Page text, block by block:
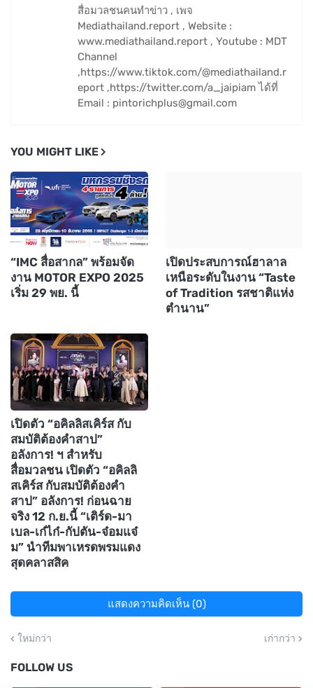
สื่อมวลชนคนทำข่าว , เพจ
Mediathailand.report , Website :
www.mediathailand.report , Youtube : MDT
Channel
,https://www.tiktok.com/@mediathailand.r
eport ,https://twitter.com/a_jaipiam ได้ที่
Email : pintorichplus@gmail.com
YOU MIGHT LIKE
“IMC สื่อสากล” พร้อมจัด
งาน MOTOR EXPO 2025
เริ่ม 29 พย. นี้
เปิดประสบการณ์ฮาลาล
เหนือระดับในงาน “Taste
of Tradition รสชาติแห่ง
ตำนาน”
เปิดตัว “อคิลลิสเคิร์ส กับ
สมบัติต้องคำสาป”
อลังการ! ฯ สำหรับ
สื่อมวลชน เปิดตัว “อคิลลิ
สเคิร์ส กับสมบัติต้องคำ
สาป” อลังการ! ก่อนฉาย
จริง 12 ก.ย.นี้ “เติร์ด-มา
เบล-เก๋ไก๋-กัปตัน-จ๋อมแจ๋
ม” นำทีมพาเหรดพรมแดง
สุดคลาสสิค
แสดงความคิดเห็น (0)
ใหม่กว่า เก่ากว่า
FOLLOW US